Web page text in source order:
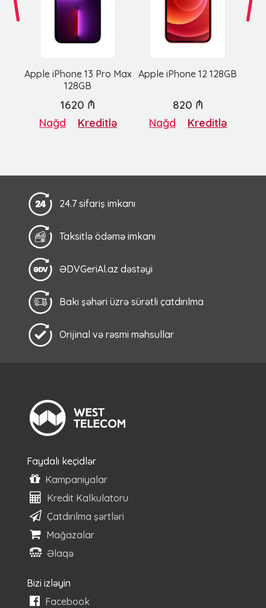
Apple iPhone 13 Pro Max
128GB
Apple iPhone 12 128GB
1620 ₼
Nağd Kreditlə
820 ₼
Nağd Kreditlə
24.7 sifariş imkanı
Taksitlə ödəmə imkanı
ƏDVGeriAl.az dəstəyi
Bakı şəhəri üzrə sürətli çatdırılma
Orijinal və rəsmi məhsullar
Faydalı keçidlər
Kampaniyalar
Kredit Kalkulatoru
Çatdırılma şərtləri
Mağazalar
Əlaqə
Bizi izləyin
Facebook